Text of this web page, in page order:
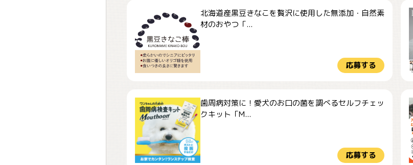
北海道産黒豆きなこを贅沢に使用した無添加・自然素
材のおやつ「...
応募する
歯周病対策に！愛犬のお口の菌を調べるセルフチェッ
クキット「M...
応募する